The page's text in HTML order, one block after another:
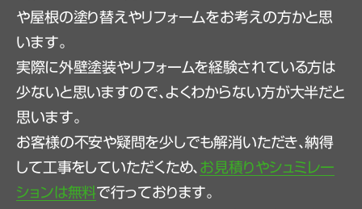
や屋根の塗り替えやリフォームをお考えの方かと思
います。
実際に外壁塗装やリフォームを経験されている方は
少ないと思いますので、よくわからない方が大半だと
思います。
お客様の不安や疑問を少しでも解消いただき、納得
して工事をしていただくため、 お見積りやシュミレー
ションは無料で行っております。